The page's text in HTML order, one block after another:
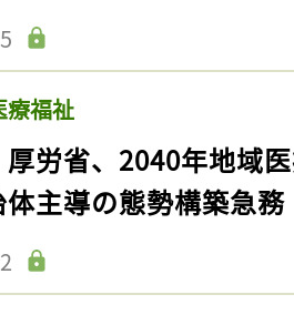
療福祉
厚労省、2040年地域
主導の態勢構築急務